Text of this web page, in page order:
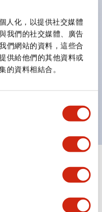
人化，以提供社交媒體
我們的社交媒體、廣告
們網站的資料，這些合
供給他們的其他資料或
的資料相結合。
G）、黃（Y）、琥珀
。
內建電阻型為0.6 ～
顯示全部+